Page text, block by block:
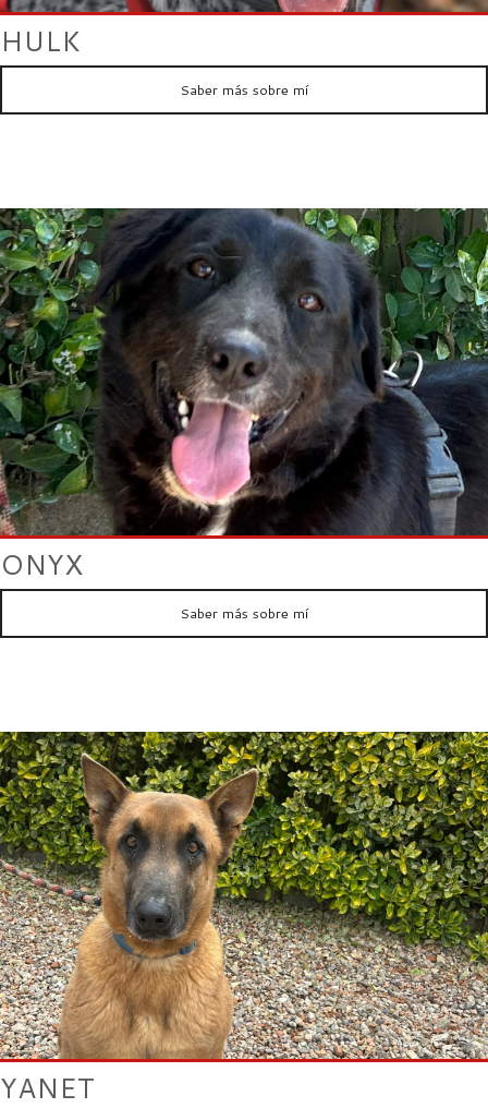
HULK
Saber más sobre mí
ONYX
Saber más sobre mí
YANET